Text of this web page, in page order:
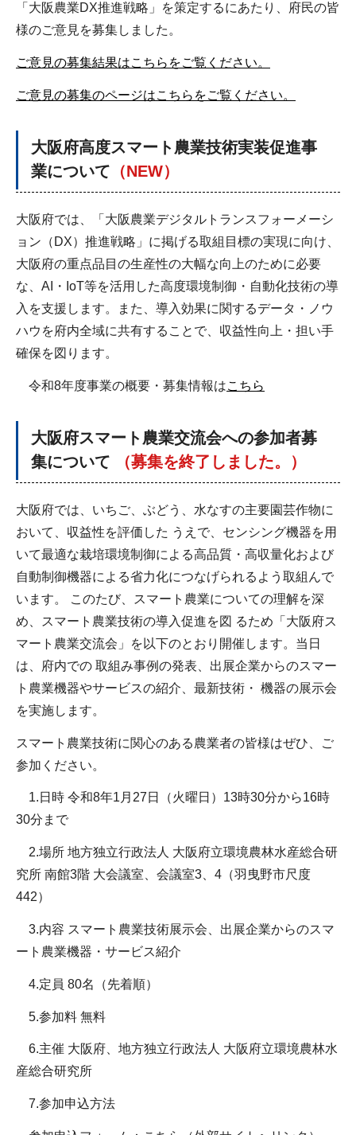
「大阪農業DX推進戦略」を策定するにあたり、府民の皆
様のご意見を募集しました。
ご意見の募集結果はこちらをご覧ください。
ご意見の募集のページはこちらをご覧ください。
大阪府高度スマート農業技術実装促進事
業について （NEW）
大阪府では、「大阪農業デジタルトランスフォーメーシ
ョン（DX）推進戦略」に掲げる取組目標の実現に向け、
大阪府の重点品目の生産性の大幅な向上のために必要
な、AI・IoT等を活用した高度環境制御・自動化技術の導
入を支援します。また、導入効果に関するデータ・ノウ
ハウを府内全域に共有することで、収益性向上・担い手
確保を図ります。
令和8年度事業の概要・募集情報はこちら
大阪府スマート農業交流会への参加者募
集について
（募集を終了しました。）
大阪府では、いちご、ぶどう、水なすの主要園芸作物に
おいて、収益性を評価した うえで、センシング機器を用
いて最適な栽培環境制御による高品質・高収量化および
自動制御機器による省力化につなげられるよう取組んで
います。 このたび、スマート農業についての理解を深
め、スマート農業技術の導入促進を図 るため「大阪府ス
マート農業交流会」を以下のとおり開催します。当日
は、府内での 取組み事例の発表、出展企業からのスマー
ト農業機器やサービスの紹介、最新技術・ 機器の展示会
を実施します。
スマート農業技術に関心のある農業者の皆様はぜひ、ご
参加ください。
1.日時 令和8年1月27日（火曜日）13時30分から16時
30分まで
2.場所 地方独立行政法人 大阪府立環境農林水産総合研
究所 南館3階 大会議室、会議室3、4（羽曳野市尺度
442）
3.内容 スマート農業技術展示会、出展企業からのスマ
ート農業機器・サービス紹介
4.定員 80名（先着順）
5.参加料 無料
6.主催 大阪府、地方独立行政法人 大阪府立環境農林水
産総合研究所
7.参加申込方法